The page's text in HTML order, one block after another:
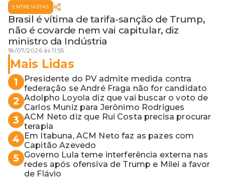
ENTREVISTAS
Brasil é vítima de tarifa-sanção de Trump,
não é covarde nem vai capitular, diz
ministro da Indústria
18/07/2026 às 11:55
Mais Lidas
1
Presidente do PV admite medida contra
federação se André Fraga não for candidato
2 Adolpho Loyola diz que vai buscar o voto de
Carlos Muniz para Jerônimo Rodrigues
3 ACM Neto diz que Rui Costa precisa procurar
terapia
4
Em Itabuna, ACM Neto faz as pazes com
Capitão Azevedo
5
Governo Lula teme interferência externa nas
redes após ofensiva de Trump e Milei a favor
de Flávio